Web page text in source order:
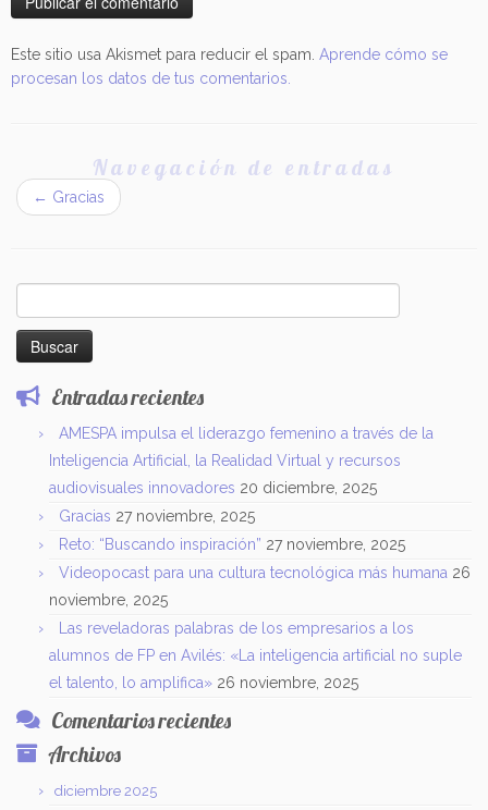
Este sitio usa Akismet para reducir el spam. Aprende cómo se
procesan los datos de tus comentarios.
Navegación de entradas
← Gracias
Entradas recientes
AMESPA impulsa el liderazgo femenino a través de la
Inteligencia Artificial, la Realidad Virtual y recursos
audiovisuales innovadores 20 diciembre, 2025
Gracias 27 noviembre, 2025
Reto: “Buscando inspiración” 27 noviembre, 2025
Videopocast para una cultura tecnológica más humana 26
noviembre, 2025
Las reveladoras palabras de los empresarios a los
alumnos de FP en Avilés: «La inteligencia artificial no suple
el talento, lo amplifica» 26 noviembre, 2025
Comentarios recientes
Archivos
diciembre 2025